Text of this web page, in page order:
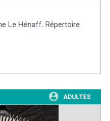
Le Hénaff. Répertoire
ADULTES